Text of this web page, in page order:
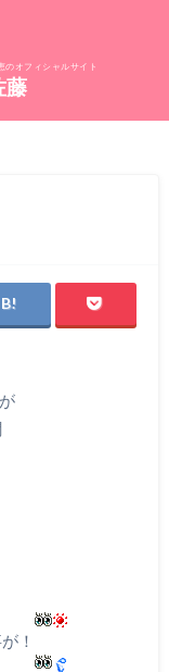
のオフィシャルサイト
！